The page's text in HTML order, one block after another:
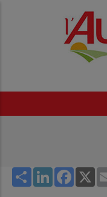
Share LinkedIn X